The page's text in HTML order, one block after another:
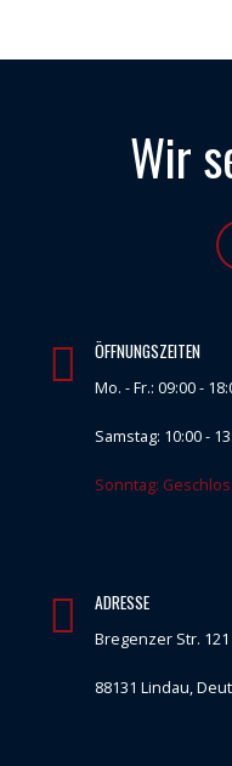
Wir
ÖFFNUNGSZEITEN
Mo. - Fr.: 09:00 -
Samstag: 10:00 -
Sonntag:
ADRESSE
Bregenzer Str. 121
88131 Lindau,